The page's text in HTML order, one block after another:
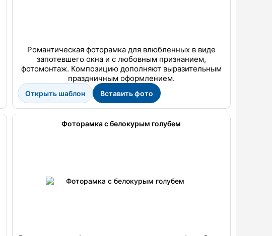
Романтическая фоторамка для влюбленных в виде
запотевшего окна и с любовным признанием,
фотомонтаж. Композицию дополняют выразительным
праздничным оформлением.
Открыть шаблон Вставить фото
Фоторамка с белокурым голубем